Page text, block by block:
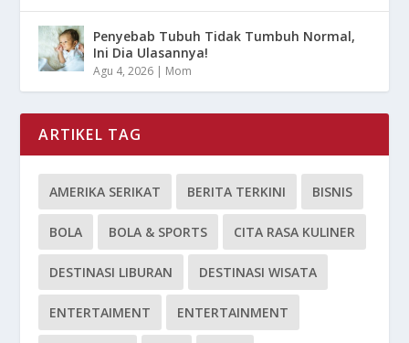
Penyebab Tubuh Tidak Tumbuh Normal,
Ini Dia Ulasannya!
Agu 4, 2026 | Mom
ARTIKEL TAG
AMERIKA SERIKAT BERITA TERKINI BISNIS
BOLA BOLA & SPORTS CITA RASA KULINER
DESTINASI LIBURAN DESTINASI WISATA
ENTERTAIMENT ENTERTAINMENT